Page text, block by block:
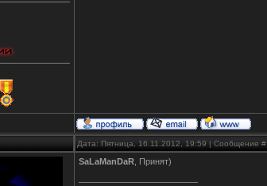
Дата: Пятница, 16.11.2012, 19:59 | Сообщение #
SaLaManDaR , Принят)